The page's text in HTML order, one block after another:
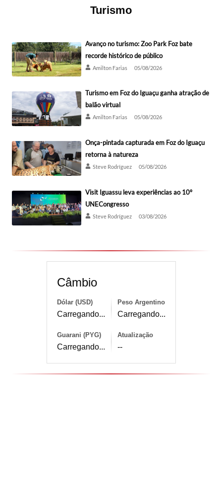
Turismo
Avanço no turismo: Zoo Park Foz bate
recorde histórico de público
Amilton Farias 05/08/2026
Turismo em Foz do Iguaçu ganha atração de
balão virtual
Amilton Farias 05/08/2026
Onça-pintada capturada em Foz do Iguaçu
retorna à natureza
Steve Rodríguez 05/08/2026
Visit Iguassu leva experiências ao 10º
UNECongresso
Steve Rodríguez 03/08/2026
Câmbio
Dólar (USD)
Carregando...
Peso Argentino
Carregando...
Guarani (PYG)
Carregando...
Atualização
--